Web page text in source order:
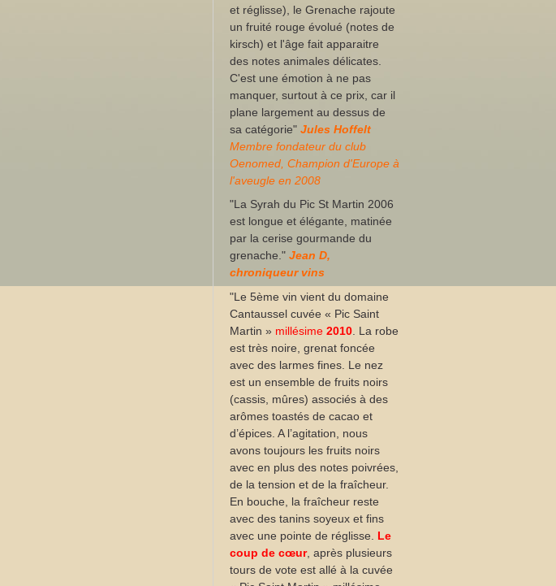
et réglisse), le Grenache rajoute
un fruité rouge évolué (notes de
kirsch) et l'âge fait apparaitre
des notes animales délicates.
C'est une émotion à ne pas
manquer, surtout à ce prix, car il
plane largement au dessus de
sa catégorie" Jules Hoffelt
Membre fondateur du club
Oenomed, Champion d'Europe à
l'aveugle en 2008
"La Syrah du Pic St Martin 2006
est longue et élégante, matinée
par la cerise gourmande du
grenache." Jean D,
chroniqueur vins
"Le 5ème vin vient du domaine
Cantaussel cuvée « Pic Saint
Martin » millésime 2010. La robe
est très noire, grenat foncée
avec des larmes fines. Le nez
est un ensemble de fruits noirs
(cassis, mûres) associés à des
arômes toastés de cacao et
d’épices. A l’agitation, nous
avons toujours les fruits noirs
avec en plus des notes poivrées,
de la tension et de la fraîcheur.
En bouche, la fraîcheur reste
avec des tanins soyeux et fins
avec une pointe de réglisse. Le
coup de cœur, après plusieurs
tours de vote est allé à la cuvée